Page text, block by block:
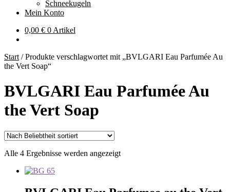
Schneekugeln
Mein Konto
0,00 € 0 Artikel
Start /Produkte verschlagwortet mit „BVLGARI Eau Parfumée Au
the Vert Soap“
BVLGARI Eau Parfumée Au
the Vert Soap
Alle 4 Ergebnisse werden angezeigtNach